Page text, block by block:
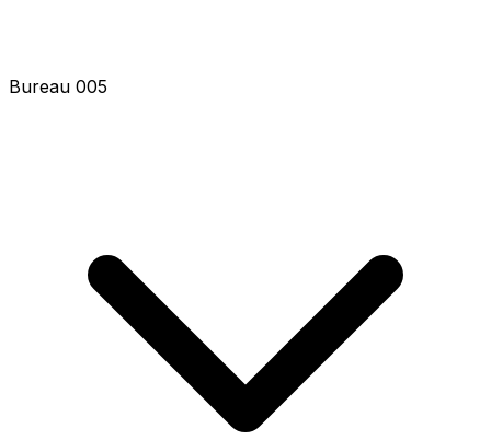
Bureau 007